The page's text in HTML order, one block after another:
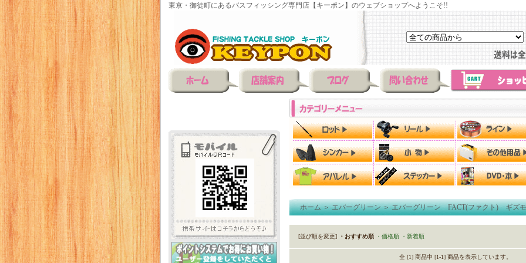
東京・御徒町にあるバスフィッシング専門店【キーポン】のウェブショップへようこそ!!
ホーム＞エバーグリーン＞エバーグリーン FACT(ファクト) ギズモ
[並び順を変更] ・おすすめ順 ・価格順 ・新着順
全 [1] 商品中 [1-1] 商品を表示しています。